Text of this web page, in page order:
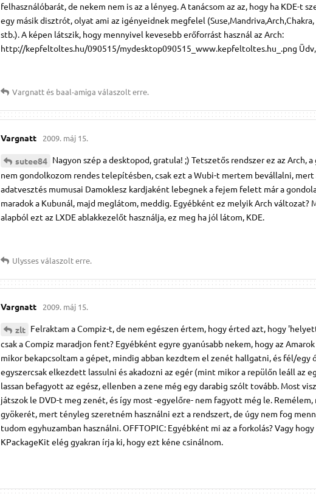
felhasználóbarát, de nekem nem is az a lényeg. A tanácsom az az, hogy ha KDE-t
egy másik disztrót, olyat ami az igényeidnek megfelel
stb.). A képen látszik, hogy mennyivel kevesebb erőforrást használ az Arch:
http://kepfeltoltes.hu/090515/mydesktop090515_www.kepfeltoltes.hu_.png
Vargnattés baal-amiga válaszolt erre.
Vargnatt 2009. máj 15.
sutee84 Nagyon szép a desktopod, gratula! ;) Tetszetős rendszer ez az Arch,
nem gondolkozom rendes telepítésben, csak ezt a Wubi-t mertem bevállalni, mert
adatvesztés mumusai Damoklesz kardjaként lebegnek a fejem felett már a
maradok a Kubunál, majd meglátom, meddig. Egyébként ez melyik Arch változat?
alapból ezt az LXDE ablakkezelőt használja, ez meg ha jól látom, KDE.
Ulyssesválaszolt erre.
Vargnatt 2009. máj 15.
zlt Felraktam a Compiz-t, de nem egészen értem, hogy érted azt, hogy
csak a Compiz maradjon fent? Egyébként egyre gyanúsabb nekem, hogy az
mikor bekapcsoltam a gépet, mindig abban kezdtem el zenét hallgatni, és fél/egy
egyszercsak elkezdett lassulni és akadozni az egér (mint mikor a repülőn leáll az
lassan befagyott az egész, ellenben a zene még egy darabig szólt tovább. Most
játszok le DVD-t meg zenét, és így most -egyelőre- nem fagyott még le.
gyökerét, mert tényleg szeretném használni ezt a rendszert, de úgy nem fog
tudom egyhuzamban használni. OFFTOPIC: Egyébként mi az a forkolás? Vagy
KPackageKit elég gyakran írja ki, hogy ezt kéne csinálnom.